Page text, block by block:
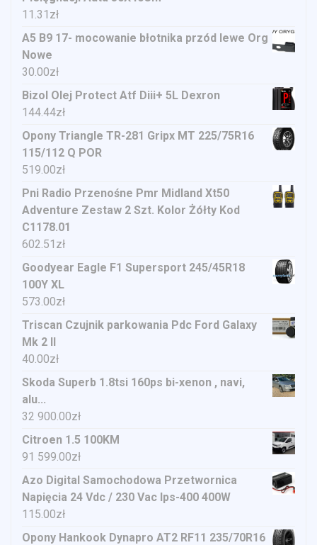
11.31 zł
A5 B9 17- mocowanie błotnika przód lewe Org
Nowe
30.00zł
Bizol Olej Protect Atf Diii+ 5L Dexron
144.44zł
Opony Triangle TR-281 Gripx MT 225/75R16
115/112 Q POR
519.00zł
Pni Radio Przenośne Pmr Midland Xt50
Adventure Zestaw 2 Szt. Kolor Żółty Kod
C1178.01
602.51 zł
Goodyear Eagle F1 Supersport 245/45R18
100Y XL
573.00zł
Triscan Czujnik parkowania Pdc Ford Galaxy
Mk 2 II
40.00zł
Skoda Superb 1.8tsi 160ps bi-xenon , navi,
alu...
32 900.00zł
Citroen 1.5 100KM
91 599.00zł
Azo Digital Samochodowa Przetwornica
Napięcia 24 Vdc / 230 Vac Ips-400 400W
115.00zł
Opony Hankook Dynapro AT2 RF11 235/70R16